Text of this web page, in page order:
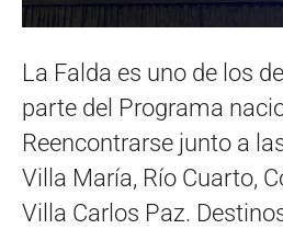
La Falda es uno de los
parte del Programa
Reencontrarse junto a
Villa María, Río Cuarto,
Villa Carlos Paz.